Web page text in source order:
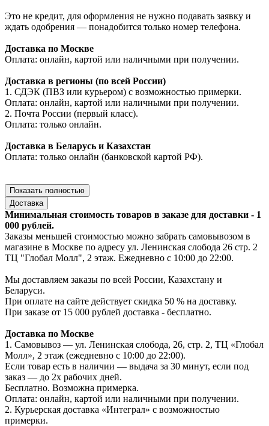
Это не кредит, для оформления не нужно подавать заявку и
ждать одобрения — понадобится только номер телефона.
Доставка по Москве
Оплата: онлайн, картой или наличными при получении.
Доставка в регионы (по всей России)
1. СДЭК (ПВЗ или курьером) с возможностью примерки.
Оплата: онлайн, картой или наличными при получении.
2. Почта России (первый класс).
Оплата: только онлайн.
Доставка в Беларусь и Казахстан
Оплата: только онлайн (банковской картой РФ).
Показать полностью
Доставка
Минимальная стоимость товаров в заказе для доставки - 1
000 рублей.
Заказы меньшей стоимостью можно забрать самовывозом в
магазине в Москве по адресу ул. Ленинская слобода 26 стр. 2
ТЦ "Глобал Молл", 2 этаж. Ежедневно с 10:00 до 22:00.
Мы доставляем заказы по всей России, Казахстану и
Беларуси.
При оплате на сайте действует скидка 50 % на доставку.
При заказе от 15 000 рублей доставка - бесплатно.
Доставка по Москве
1. Самовывоз — ул. Ленинская слобода, 26, стр. 2, ТЦ «Глобал
Молл», 2 этаж (ежедневно с 10:00 до 22:00).
Если товар есть в наличии — выдача за 30 минут, если под
заказ — до 2х рабочих дней.
Бесплатно. Возможна примерка.
Оплата: онлайн, картой или наличными при получении.
2. Курьерская доставка «Интеграл» с возможностью
примерки.